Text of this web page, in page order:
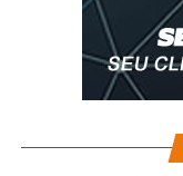
DON'T MISS
Eliana relembra
família no México: